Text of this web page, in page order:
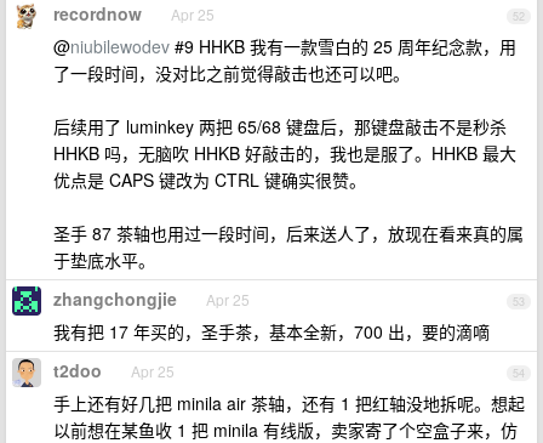
52
recordnow Apr 25
@niubilewodev #9 HHKB 我有一款雪白的 25 周年纪念款，用
了一段时间，没对比之前觉得敲击也还可以吧。
后续用了 luminkey 两把 65/68 键盘后，那键盘敲击不是秒杀
HHKB 吗，无脑吹 HHKB 好敲击的，我也是服了。HHKB 最大
优点是 CAPS 键改为 CTRL 键确实很赞。
圣手 87 茶轴也用过一段时间，后来送人了，放现在看来真的属
于垫底水平。
53
zhangchongjie Apr 25
我有把 17 年买的，圣手茶，基本全新，700 出，要的滴嘀
54
t2doo Apr 25
手上还有好几把 minila air 茶轴，还有 1 把红轴没地拆呢。想起
以前想在某鱼收 1 把 minila 有线版，卖家寄了个空盒子来，仿